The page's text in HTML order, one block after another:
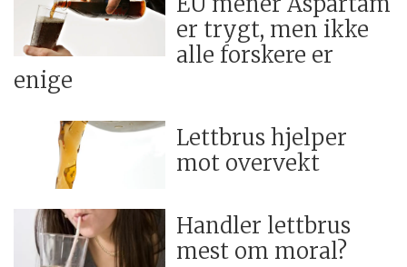
er trygt, men ikke
alle forskere er
enige
Lettbrus hjelper
mot overvekt
Handler lettbrus
mest om moral?